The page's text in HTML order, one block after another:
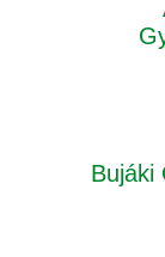
Bujáki